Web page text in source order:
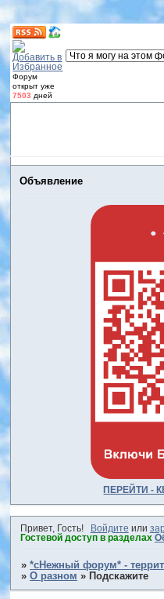
Форум
открыт уже
7503 дней
Объявление
ПЕРЕЙТИ -
Привет, Гость! Войдите или
Гостевой доступ в разделах
»*сНежный форум* -
»О разном » Подскажите